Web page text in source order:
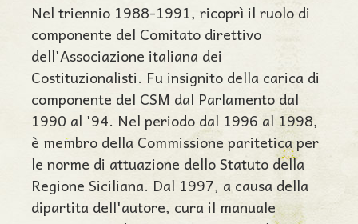
Nel triennio 1988-1991, ricoprì il ruolo di
componente del Comitato direttivo
dell'Associazione italiana dei
Costituzionalisti. Fu insignito della carica di
componente del CSM dal Parlamento dal
1990 al '94. Nel periodo dal 1996 al 1998,
è membro della Commissione paritetica per
le norme di attuazione dello Statuto della
Regione Siciliana. Dal 1997, a causa della
dipartita dell'autore, cura il manuale